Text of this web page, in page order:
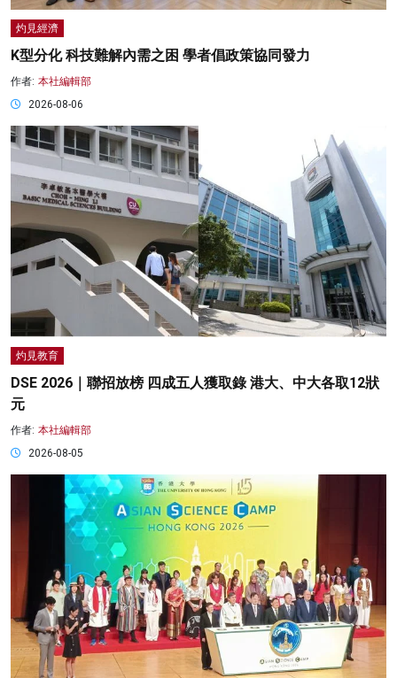
灼見經濟
K型分化 科技難解內需之困 學者倡政策協同發力
作者: 本社編輯部
2026-08-06
灼見教育
DSE 2026｜聯招放榜 四成五人獲取錄 港大、中大各取12狀
元
作者: 本社編輯部
2026-08-05